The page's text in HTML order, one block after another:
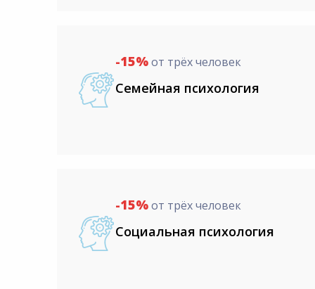
-15%от трёх человек
Семейная психология
-15%от трёх человек
Социальная психология